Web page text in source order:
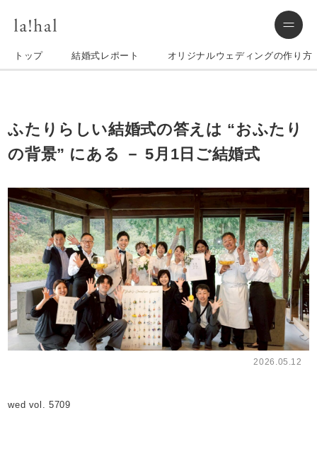
トップ 結婚式レポート オリジナルウェディングの作り方
ふたりらしい結婚式の答えは “おふたり
の背景” にある － 5月1日ご結婚式
2026.05.12
wed vol. 5709